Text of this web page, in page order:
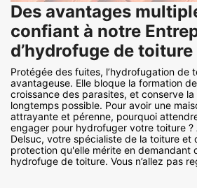
Des avantages
confiant à notre
d’hydrofuge de
Protégée des fuites, l’hydrofugation de
avantageuse. Elle bloque la formation
croissance des parasites, et conserve
longtemps possible. Pour avoir une
attrayante et pérenne, pourquoi
engager pour hydrofuger votre toiture ?
Delsuc, votre spécialiste de la toiture et
protection qu'elle mérite en demandant
hydrofuge de toiture. Vous n’allez pas